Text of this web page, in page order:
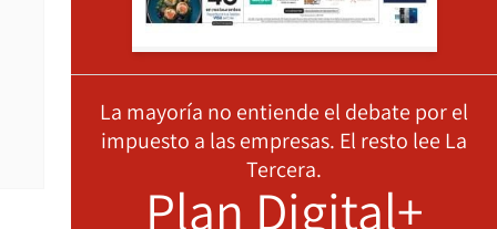
La mayoría no entiende el debate por el
impuesto a las empresas. El resto lee La
Tercera.
Plan Digital+